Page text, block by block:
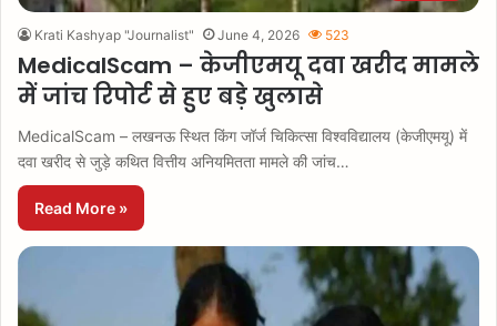
Krati Kashyap "Journalist" June 4, 2026 523
MedicalScam – केजीएमयू दवा खरीद मामले
में जांच रिपोर्ट से हुए बड़े खुलासे
MedicalScam – लखनऊ स्थित किंग जॉर्ज चिकित्सा विश्वविद्यालय (केजीएमयू) में
दवा खरीद से जुड़े कथित वित्तीय अनियमितता मामले की जांच…
Read More »